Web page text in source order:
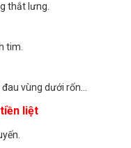
thắt lưng.
tim.
vùng dưới rốn...
liệt